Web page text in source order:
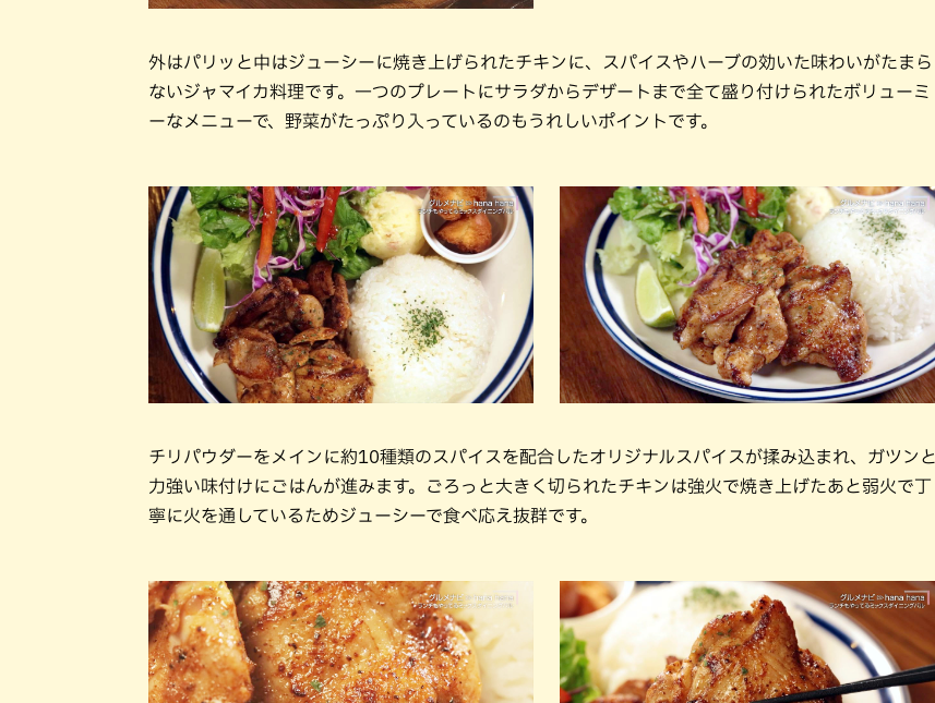
外はパリッと中はジューシーに焼き上げられたチキンに、スパイスやハーブの効いた味わいがたまら
ないジャマイカ料理です。一つのプレートにサラダからデザートまで全て盛り付けられたボリューミ
ーなメニューで、野菜がたっぷり入っているのもうれしいポイントです。
チリパウダーをメインに約10種類のスパイスを配合したオリジナルスパイスが揉み込まれ、ガツンと
力強い味付けにごはんが進みます。ごろっと大きく切られたチキンは強火で焼き上げたあと弱火で丁
寧に火を通しているためジューシーで食べ応え抜群です。